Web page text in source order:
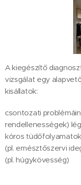
A kiegészítő
vizsgálat egy
kisállatok:
csontozati
rendellenességek)
kóros
(pl. emésztőszervi
(pl. húgykövesség)